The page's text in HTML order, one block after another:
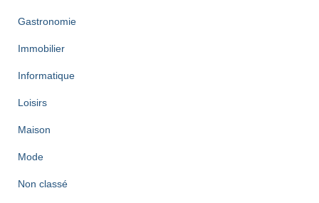
Gastronomie
Immobilier
Informatique
Loisirs
Maison
Mode
Non classé